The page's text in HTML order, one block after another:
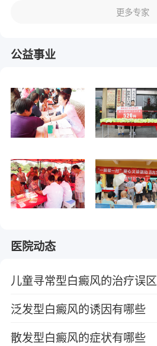
更多专家
公益事业
医院动态
儿童寻常型白癜风的治疗误区
泛发型白癜风的诱因有哪些
散发型白癜风的症状有哪些